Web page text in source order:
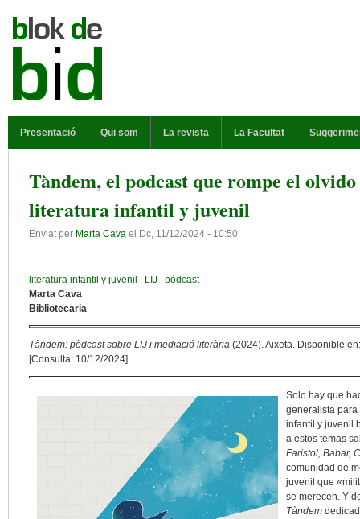
Presentació Qui som La revista La Facultat
Tàndem, el podcast que rompe el
literatura infantil y juvenil
Enviat per Marta Cava el Dc, 11/12/2024 - 10:50
literatura infantil y juvenil LIJ
pódcast
Marta Cava
Bibliotecaria
Tàndem: pòdcast sobre LIJ i mediació literària (2024). Aixeta. Disponible
[Consulta: 10/12/2024].
Solo hay que
generalista
infantil y juvenil
a estos temas
Faristol, Babar,
comunidad de
juvenil que
se merecen. Y
Tàndem